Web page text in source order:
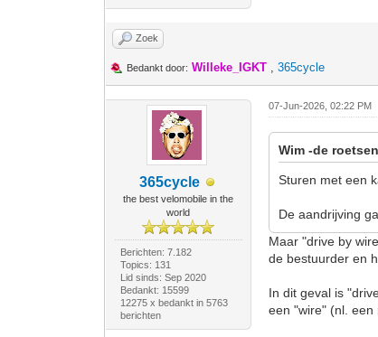
Zoek
Bedankt door: Willeke_IGKT ,365cycle
365cycle
the best velomobile in the
world
Berichten: 7.182
Topics: 131
Lid sinds: Sep 2020
Bedankt: 15599
12275 x bedankt in 5763
berichten
07-Jun-2026, 02:22 PM
Wim -de
Sturen met een
De aandrijving
Maar "drive by
de bestuurder en
In dit geval is
een "wire" (nl.